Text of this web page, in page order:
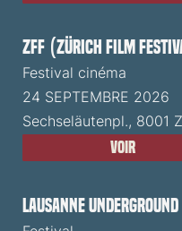
ZFF (Zürich Film
Festival cinéma
24 SEPTEMBRE 2026
Sechseläutenpl., 8001
Voir
Lausanne